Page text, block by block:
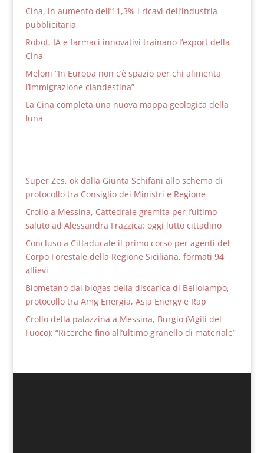
Cina, in aumento dell’11,3% i ricavi dell’industria
pubblicitaria
Robot, IA e farmaci innovativi trainano l’export della
Cina
Meloni “In Europa non c’è spazio per chi alimenta
l’immigrazione clandestina”
La Cina completa una nuova mappa geologica della
luna
Super Zes, ok dalla Giunta Schifani allo schema di
protocollo tra Consiglio dei Ministri e Regione
Crollo a Messina, Cattedrale gremita per l’ultimo
saluto ad Alessandra Frazzica: oggi lutto cittadino
Concluso a Cittaducale il primo corso per agenti del
Corpo Forestale della Regione Siciliana, formati 94
allievi
Biometano dal biogas della discarica di Bellolampo,
protocollo tra Amg Energia, Asja Energy e Rap
Crollo della palazzina a Messina, Burgio (Vigili del
Fuoco): “Ricerche fino all’ultimo granello di materiale”